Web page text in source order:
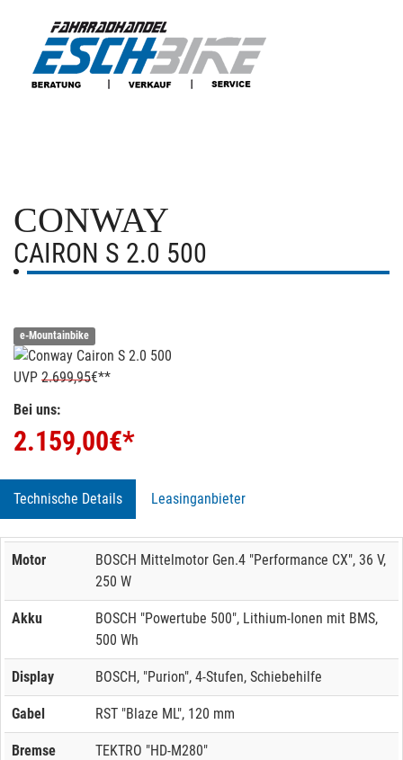
CONWAY
CAIRON S 2.0 500
e-Mountainbike
UVP 2.699,95€**
Bei uns:
2.159,00€*
Technische Details Leasinganbieter
Motor
BOSCH Mittelmotor Gen.4 "Performance CX", 36 V,
250 W
Akku
BOSCH "Powertube 500", Lithium-Ionen mit BMS,
500 Wh
Display BOSCH, "Purion", 4-Stufen, Schiebehilfe
Gabel RST "Blaze ML", 120 mm
Bremse TEKTRO "HD-M280"